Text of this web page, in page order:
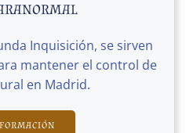
Inquisición, se sirven
mantener el control de
en Madrid.